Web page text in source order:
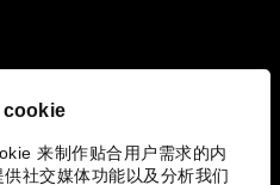
cookie
来制作贴合用户需求的内
社交媒体功能以及分析我们